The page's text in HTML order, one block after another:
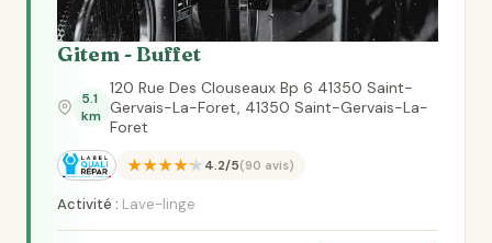
Gitem - Buffet
5.1
km
120 Rue Des Clouseaux Bp 6 41350 Saint-
Gervais-La-Foret, 41350 Saint-Gervais-La-
Foret
★★★★★4.2/5(90 avis)
Activité : Lave-linge